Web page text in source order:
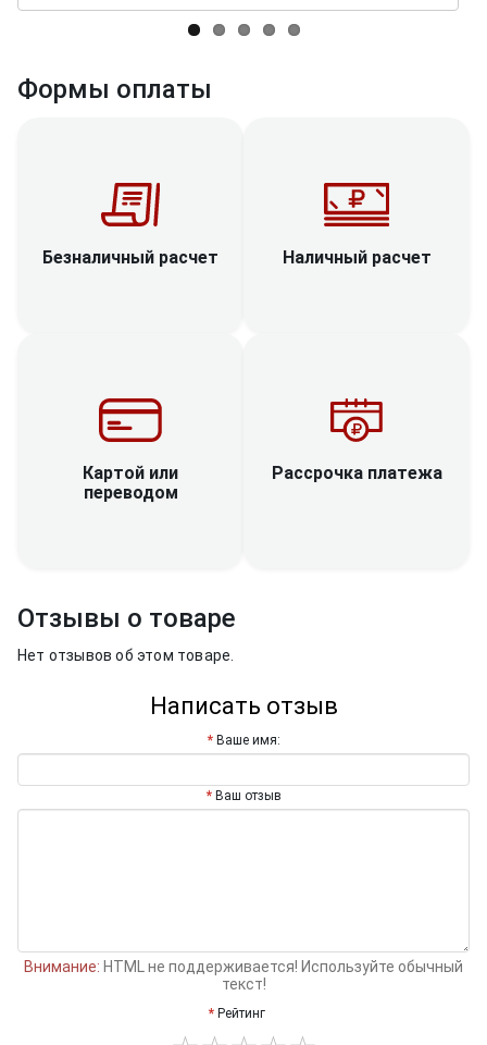
Формы оплаты
Безналичный расчет Наличный расчет
Картой или
переводом
Рассрочка платежа
Отзывы о товаре
Нет отзывов об этом товаре.
Написать отзыв
Ваше имя:
Ваш отзыв
Внимание: HTML не поддерживается! Используйте обычный
текст!
Рейтинг